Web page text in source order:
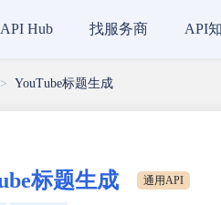
> YouTube标题生成
标题生成 通用API
API Hub 找服务商 API